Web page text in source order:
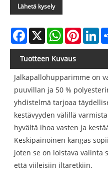
Lähetä kysely
Facebook
X WhatsApp
Tuotteen Kuvaus
Jalkapallohupparimme on
puuvillan ja 50 %
yhdistelmä tarjoaa
kestävyyden välillä
hyvältä ihoa vasten ja
Keskipainoinen kangas
joten se on loistava valinta
että viileisiin iltaretkiin.